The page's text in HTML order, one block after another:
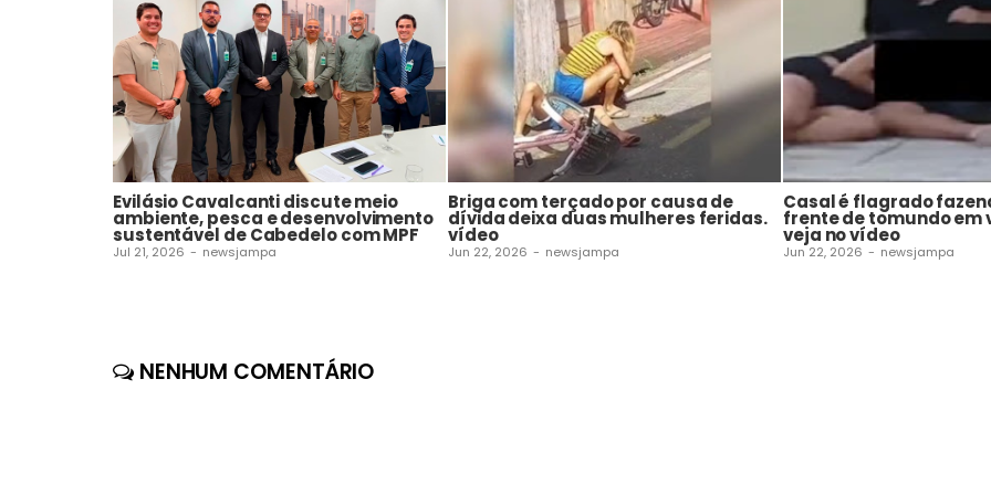
Evilásio Cavalcanti discute meio
ambiente, pesca e desenvolvimento
sustentável de Cabedelo com MPF
Jul 21, 2026 - newsjampa
Briga com terçado por causa de
dívida deixa duas mulheres feridas.
vídeo
Jun 22, 2026 - newsjampa
Casal é flagrado
frente de tomundo em
veja no vídeo
Jun 22, 2026 - newsjampa
NENHUM COMENTÁRIO